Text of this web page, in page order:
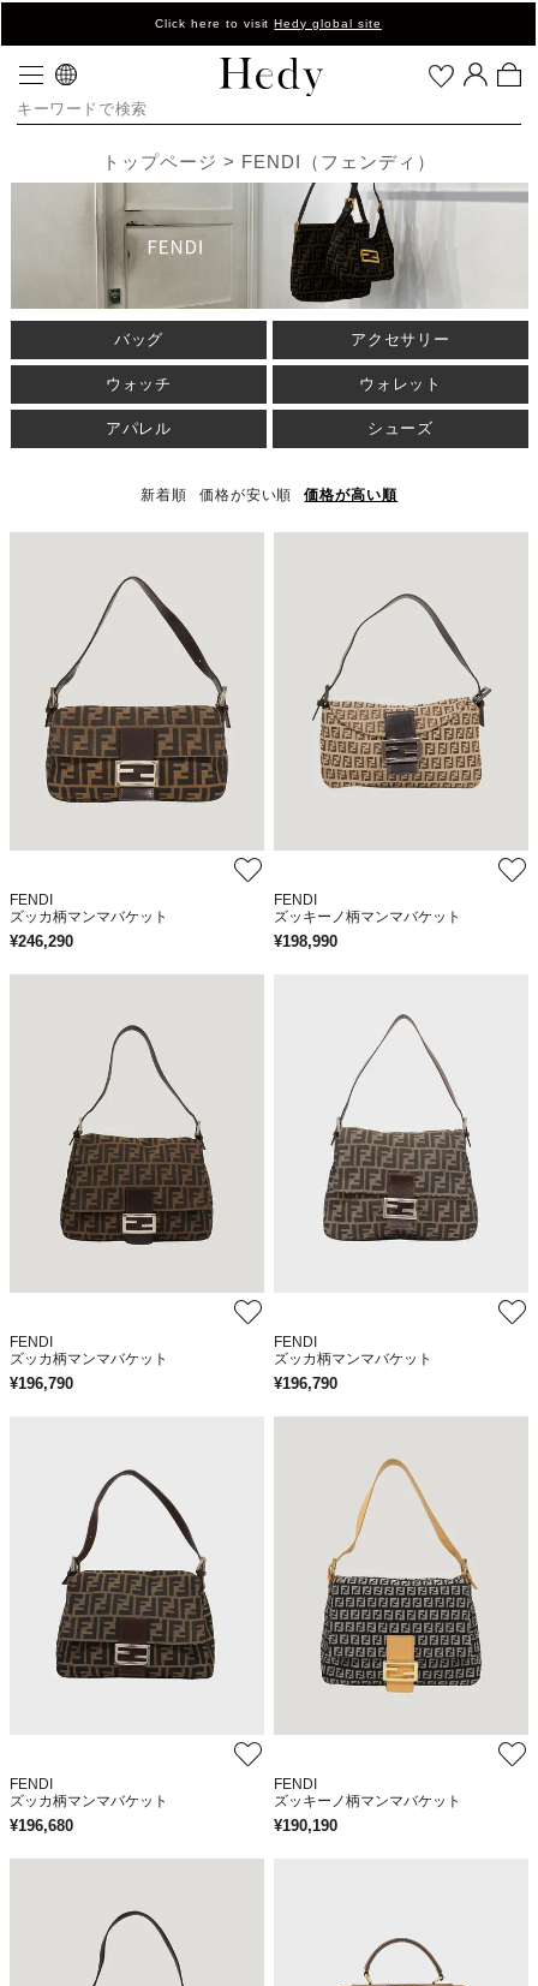
Click here to visitHedy global site
トップページ FENDI（フェンディ）
バッグ アクセサリー
ウォッチ ウォレット
アパレル シューズ
新着順 価格が安い順 価格が高い順
FENDI
ズッカ柄マンマバケット
¥246,290
FENDI
ズッキーノ柄マンマバケット
¥198,990
FENDI
ズッカ柄マンマバケット
¥196,790
FENDI
ズッカ柄マンマバケット
¥196,790
FENDI
ズッカ柄マンマバケット
¥196,680
FENDI
ズッキーノ柄マンマバケット
¥190,190